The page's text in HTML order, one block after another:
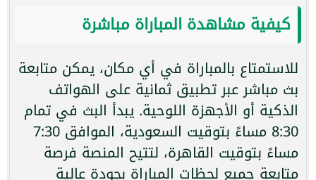
كيفية مشاهدة المباراة مباشرة
للاستمتاع بالمباراة في أي مكان، يمكن متابعة
بث مباشر عبر تطبيق ثمانية على الهواتف
الذكية أو الأجهزة اللوحية. يبدأ البث في تمام
8:30 مساءً بتوقيت السعودية، الموافق 7:30
مساءً بتوقيت القاهرة، لتتيح المنصة فرصة
متابعة جميع لحظات المباراة بجودة عالية